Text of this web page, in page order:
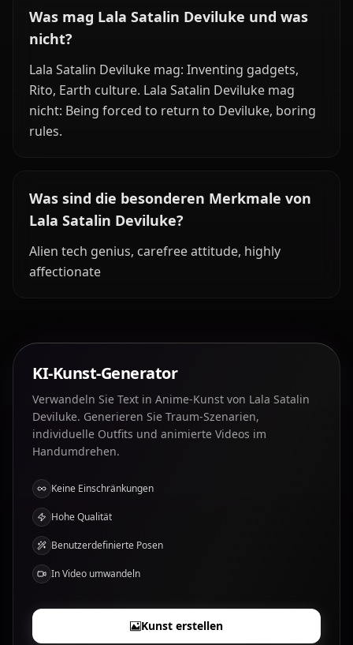
Was mag Lala Satalin Deviluke und was
nicht?
Lala Satalin Deviluke mag: Inventing gadgets,
Rito, Earth culture. Lala Satalin Deviluke mag
nicht: Being forced to return to Deviluke, boring
rules.
Was sind die besonderen Merkmale von
Lala Satalin Deviluke?
Alien tech genius, carefree attitude, highly
affectionate
KI-Kunst-Generator
Verwandeln Sie Text in Anime-Kunst von Lala Satalin
Deviluke. Generieren Sie Traum-Szenarien,
individuelle Outfits und animierte Videos im
Handumdrehen.
Keine Einschränkungen
Hohe Qualität
Benutzerdefinierte Posen
In Video umwandeln
Kunst erstellen